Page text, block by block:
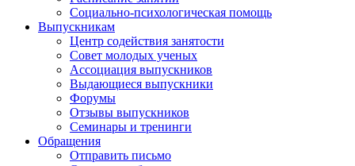
Социально-психологическая помощь
Выпускникам
Центр содействия занятости
Совет молодых ученых
Ассоциация выпускников
Выдающиеся выпускники
Форумы
Отзывы выпускников
Семинары и тренинги
Обращения
Отправить письмо